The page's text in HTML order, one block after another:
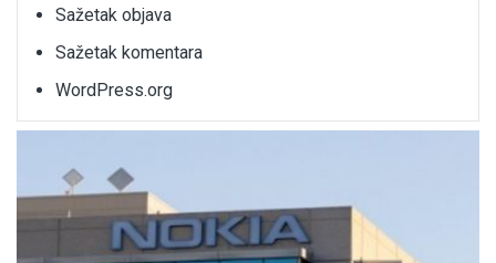
Sažetak objava
Sažetak komentara
WordPress.org